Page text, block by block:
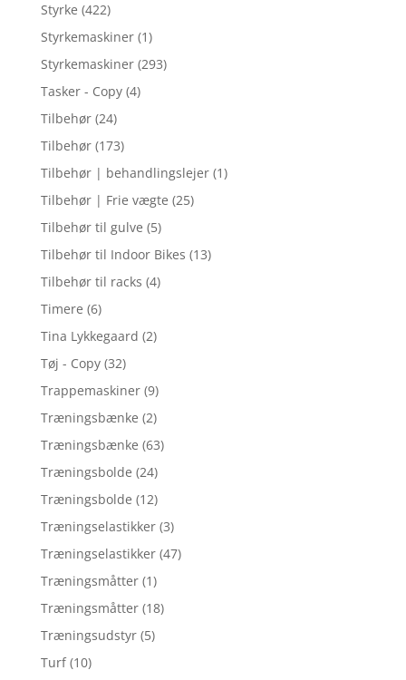
Styrke (422)
Styrkemaskiner (1)
Styrkemaskiner (293)
Tasker - Copy (4)
Tilbehør (24)
Tilbehør (173)
Tilbehør | behandlingslejer (1)
Tilbehør | Frie vægte (25)
Tilbehør til gulve (5)
Tilbehør til Indoor Bikes (13)
Tilbehør til racks (4)
Timere (6)
Tina Lykkegaard (2)
Tøj - Copy (32)
Trappemaskiner (9)
Træningsbænke (2)
Træningsbænke (63)
Træningsbolde (24)
Træningsbolde (12)
Træningselastikker (3)
Træningselastikker (47)
Træningsmåtter (1)
Træningsmåtter (18)
Træningsudstyr (5)
Turf (10)